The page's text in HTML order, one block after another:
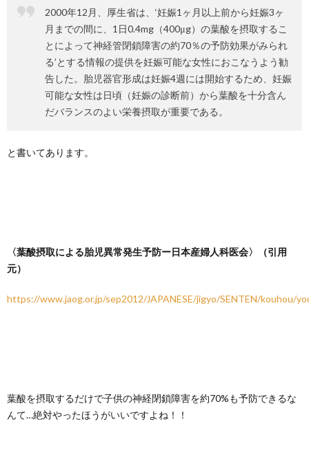
2000年12月、厚生省は、‘妊娠1ヶ月以上前から妊娠3ヶ
月までの間に、1日0.4mg（400μg）の葉酸を摂取するこ
とによって神経管閉鎖障害の約70％の予防効果がみられ
る’とする情報の提供を妊娠可能な女性におこなうよう勧
告した。胎児器官形成は妊娠4週には開始するため、妊娠
可能な女性は日頃（妊娠の診断前）から葉酸を十分含ん
だバランスのよい栄養摂取が重要である。
と書いてあります。
〈葉酸摂取による胎児異常発生予防ー日本産婦人科医会〉（引用
元）
https://www.jaog.or.jp/sep2012/JAPANESE/jigyo/SENTEN/kouhou/
葉酸を摂取するだけで子供の神経閉鎖障害を約70%も予防できるな
んて…絶対やったほうがいいですよね！！